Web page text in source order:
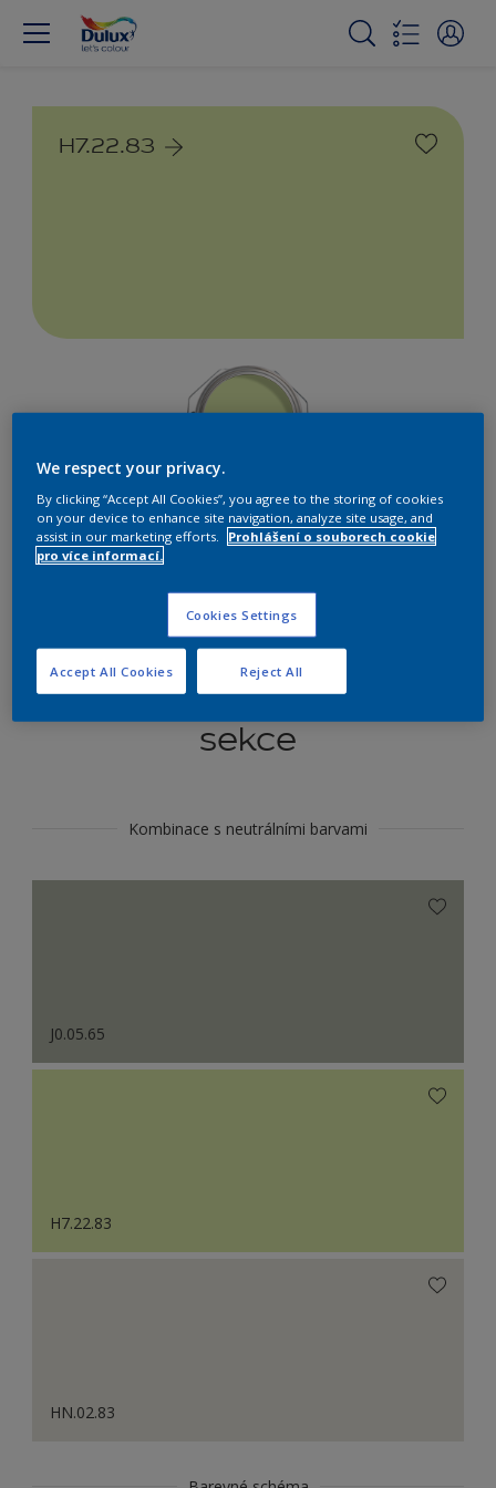
H7.22.83
Najít výrobek v tomto odstínu
Koordinovat barevné
sekce
Kombinace s neutrálními barvami
J0.05.65
H7.22.83
HN.02.83
We respect your privacy.
By clicking “Accept All Cookies”, you agree to the storing of cookies
on your device to enhance site navigation, analyze site usage, and
assist in our marketing efforts.
Prohlášení o souborech cookie
pro více informací.
Cookies Settings
Reject All
Accept All Cookies